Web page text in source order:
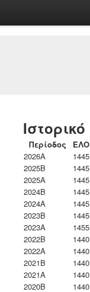
Ιστορικό
Περίοδος ΕΛΟ
2026A
1445
2025B
1445
2025A
1445
2024B
1445
2024A
1445
2023B
1445
2023Α
1455
2022B
1440
2022A
1440
2021B
1440
2021A
1440
2020B
1440